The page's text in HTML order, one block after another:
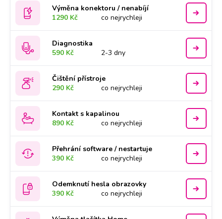
Výměna konektoru / nenabíjí
1290 Kč
co nejrychleji
Diagnostika
590 Kč
2-3 dny
Čištění přístroje
290 Kč
co nejrychleji
Kontakt s kapalinou
890 Kč
co nejrychleji
Přehrání software / nestartuje
390 Kč
co nejrychleji
Odemknutí hesla obrazovky
390 Kč
co nejrychleji